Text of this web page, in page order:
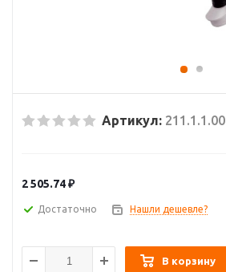
Артикул: 211.1.1.00
2 505.74₽
Достаточно Нашли дешевле?
В корзину